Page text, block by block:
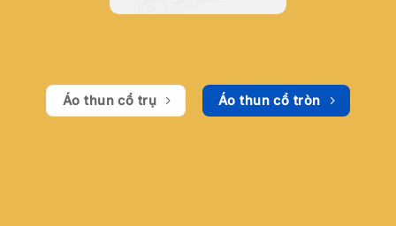
Áo thun cổ trụ Áo thun cổ tròn